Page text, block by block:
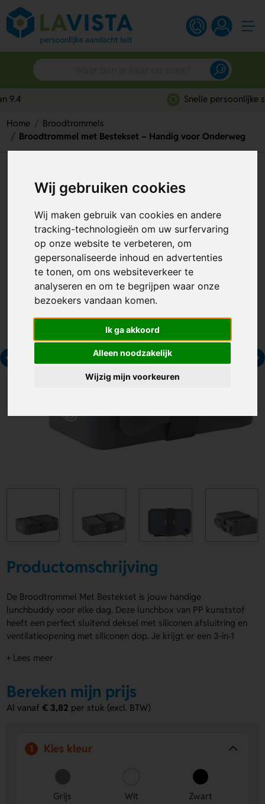
Wij gebruiken cookies
Wij maken gebruik van cookies en andere
tracking-technologieën om uw surfervaring
op onze website te verbeteren, om
gepersonaliseerde inhoud en advertenties
te tonen, om ons websiteverkeer te
analyseren en om te begrijpen waar onze
bezoekers vandaan komen.
Ik ga akkoord
Alleen noodzakelijk
Wijzig mijn voorkeuren
Snelle persoonlijke service
Home
Broodtrommels
Broodtrommel met Bestekset – Handig voor Onderweg
Broodtrommel met Bestekset –
Handig voor Onderweg
Artikelnummer: 293513
Productomschrijving
De Broodtrommel Met Bestekset is jouw handige
lunchbuddy voor elke dag. Deze lunchbox van PP kunststof
heeft een perfect sluitend deksel met siliconen afsluitring en
ventilatieopening met siliconen dop. Je krijgt er een 3-in-1
sluitelastiek maken hem extra praktisch. De Broodtrommel
en is ook te gebruiken als luchtdichte vershoudbox.
Verkrijgbaar in Grijs, Wit en Zwart. Laat eenvoudig een logo,
naam of eigen ontwerp plaatsen on the lid, Voorzijde of
melamine. Bestel of vraag een prijs op.
Bestekset
Handig 3-in-1 bestek inbegrepen
Je hebt meteen een
+ Lees meer
Bereken mijn prijs
Al vanaf€ 3,82 per stuk (excl. BTW)
1 Kies kleur
Grijs Wit Zwart